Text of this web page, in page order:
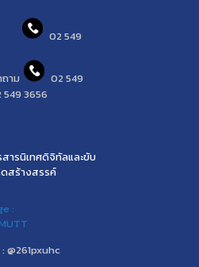
น
02 549
าม
02 549
549 3656
ารนิเทศดิจิทัลและขับ
สร้างสรรค์
:
@261pxuhc